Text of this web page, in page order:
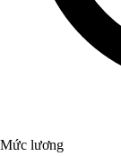
Mức lương